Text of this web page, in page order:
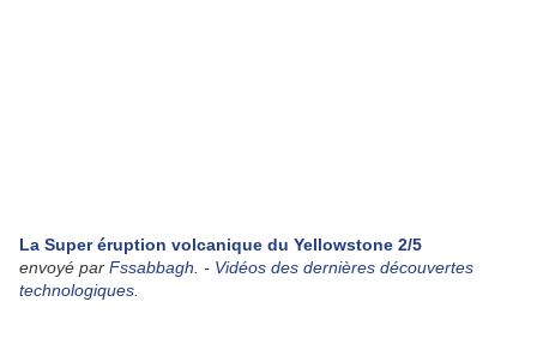
La Super éruption volcanique du Yellowstone 2/5
envoyé par Fssabbagh . - Vidéos des dernières découvertes
technologiques.